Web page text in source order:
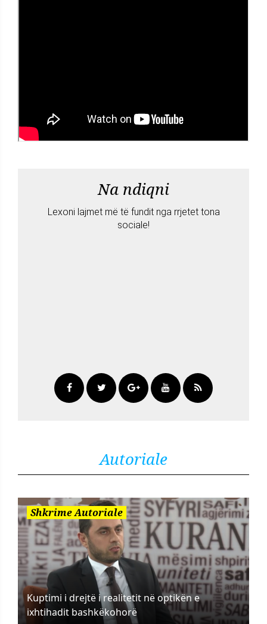
Na ndiqni
Lexoni lajmet më të fundit nga rrjetet tona
sociale!
Autoriale
Shkrime Autoriale
Kuptimi i drejtë i realitetit në optikën e
ixhtihadit bashkëkohorë